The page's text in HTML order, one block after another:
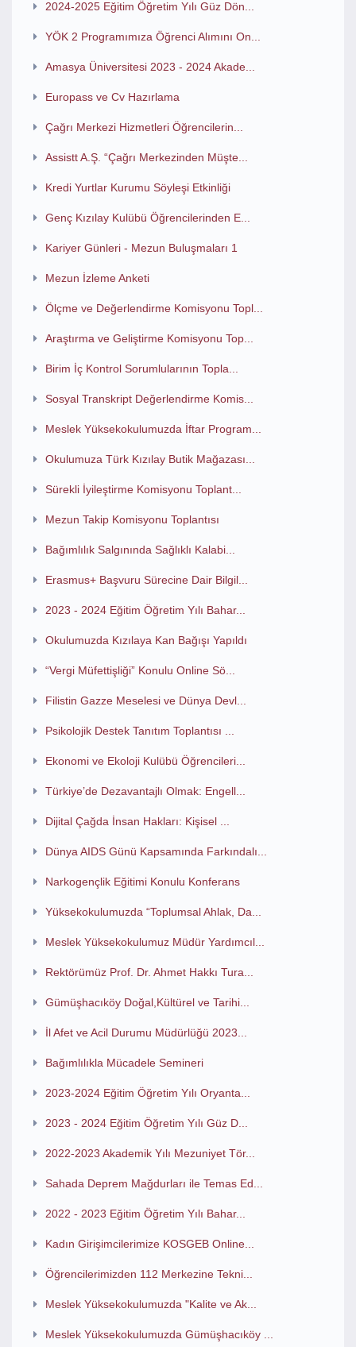
2024-2025 Eğitim Öğretim Yılı Güz Dön...
YÖK 2 Programımıza Öğrenci Alımını On...
Amasya Üniversitesi 2023 - 2024 Akade...
Europass ve Cv Hazırlama
Çağrı Merkezi Hizmetleri Öğrencilerin...
Assistt A.Ş. “Çağrı Merkezinden Müşte...
Kredi Yurtlar Kurumu Söyleşi Etkinliği
Genç Kızılay Kulübü Öğrencilerinden E...
Kariyer Günleri - Mezun Buluşmaları 1
Mezun İzleme Anketi
Ölçme ve Değerlendirme Komisyonu Topl...
Araştırma ve Geliştirme Komisyonu Top...
Birim İç Kontrol Sorumlularının Topla...
Sosyal Transkript Değerlendirme Komis...
Meslek Yüksekokulumuzda İftar Program...
Okulumuza Türk Kızılay Butik Mağazası...
Sürekli İyileştirme Komisyonu Toplant...
Mezun Takip Komisyonu Toplantısı
Bağımlılık Salgınında Sağlıklı Kalabi...
Erasmus+ Başvuru Sürecine Dair Bilgil...
2023 - 2024 Eğitim Öğretim Yılı Bahar...
Okulumuzda Kızılaya Kan Bağışı Yapıldı
“Vergi Müfettişliği” Konulu Online Sö...
Filistin Gazze Meselesi ve Dünya Devl...
Psikolojik Destek Tanıtım Toplantısı ...
Ekonomi ve Ekoloji Kulübü Öğrencileri...
Türkiye’de Dezavantajlı Olmak: Engell...
Dijital Çağda İnsan Hakları: Kişisel ...
Dünya AIDS Günü Kapsamında Farkındalı...
Narkogençlik Eğitimi Konulu Konferans
Yüksekokulumuzda “Toplumsal Ahlak, Da...
Meslek Yüksekokulumuz Müdür Yardımcıl...
Rektörümüz Prof. Dr. Ahmet Hakkı Tura...
Gümüşhacıköy Doğal,Kültürel ve Tarihi...
İl Afet ve Acil Durumu Müdürlüğü 2023...
Bağımlılıkla Mücadele Semineri
2023-2024 Eğitim Öğretim Yılı Oryanta...
2023 - 2024 Eğitim Öğretim Yılı Güz D...
2022-2023 Akademik Yılı Mezuniyet Tör...
Sahada Deprem Mağdurları ile Temas Ed...
2022 - 2023 Eğitim Öğretim Yılı Bahar...
Kadın Girişimcilerimize KOSGEB Online...
Öğrencilerimizden 112 Merkezine Tekni...
Meslek Yüksekokulumuzda "Kalite ve Ak...
Meslek Yüksekokulumuzda Gümüşhacıköy ...